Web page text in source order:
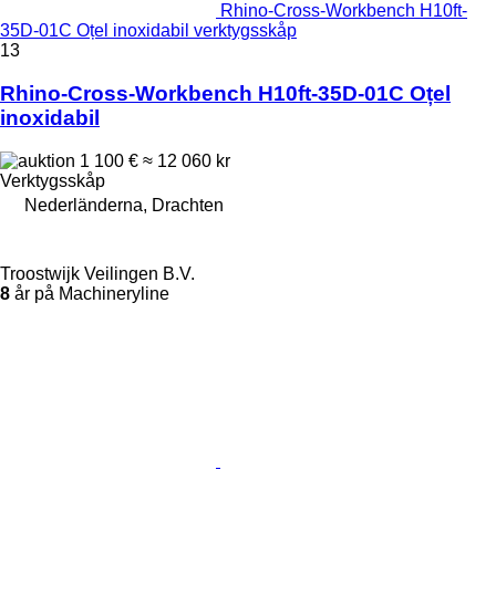
Rhino-Cross-Workbench H10ft-
35D-01C Oțel inoxidabil verktygsskåp
13
Rhino-Cross-Workbench H10ft-35D-01C Oțel
inoxidabil
1 100 € ≈ 12 060 kr
Verktygsskåp
Nederländerna, Drachten
Troostwijk Veilingen B.V.
8 år på Machineryline